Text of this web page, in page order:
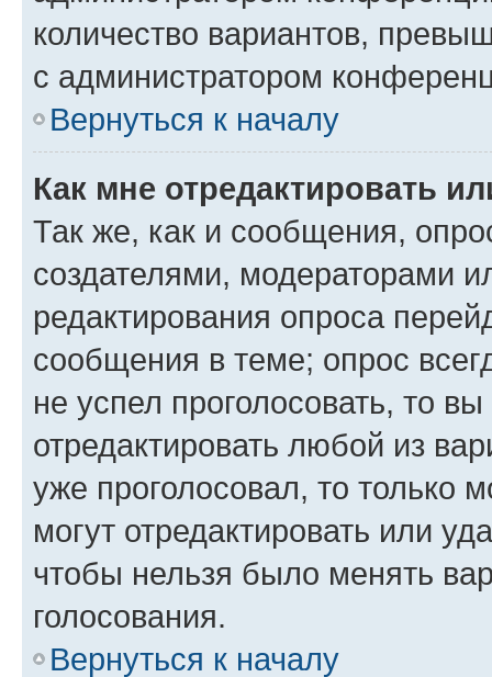
количество вариантов,
с администратором
Вернуться к началу
Как мне отредактировать
Так же, как и сообщения,
создателями, модераторами
редактирования опроса
сообщения в теме; опрос
не успел проголосовать, то
отредактировать любой из
уже проголосовал, то только
могут отредактировать или
чтобы нельзя было менять
голосования.
Вернуться к началу